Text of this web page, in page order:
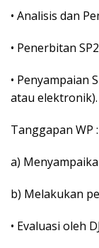
• Analisis dan
• Penerbitan
• Penyampaian
atau elektronik).
Tanggapan WP :
a)
b) Melakukan
• Evaluasi oleh